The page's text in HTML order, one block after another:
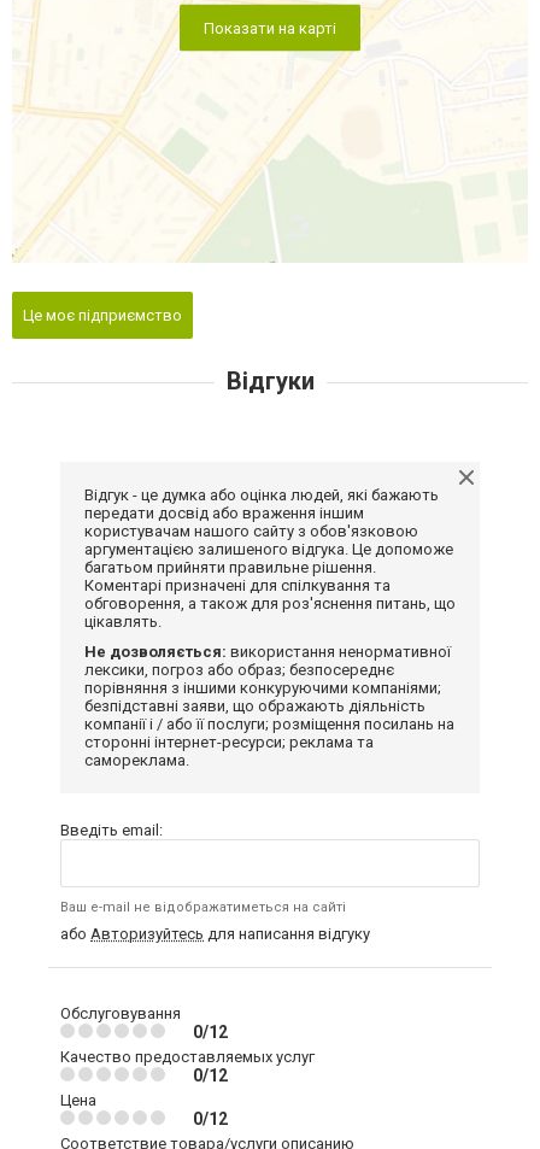
Показати на карті
Це моє підприємство
Відгуки
Відгук - це думка або оцінка людей, які бажають
передати досвід або враження іншим
користувачам нашого сайту з обов'язковою
аргументацією залишеного відгука. Це допоможе
багатьом прийняти правильне рішення.
Коментарі призначені для спілкування та
обговорення, а також для роз'яснення питань, що
цікавлять.
Не дозволяється: використання ненормативної
лексики, погроз або образ; безпосереднє
порівняння з іншими конкуруючими компаніями;
безпідставні заяви, що ображають діяльність
компанії і / або її послуги; розміщення посилань на
сторонні інтернет-ресурси; реклама та
самореклама.
Введіть email:
Ваш e-mail не відображатиметься на сайті
або Авторизуйтесь для написання відгуку
Обслуговування
0/12
Качество предоставляемых услуг
0/12
Цена
0/12
Соответствие товара/услуги описанию